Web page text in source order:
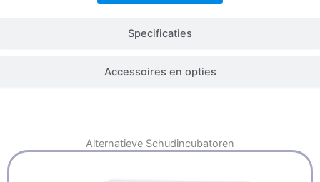
Specificaties
Accessoires en opties
Alternatieve Schudincubatoren